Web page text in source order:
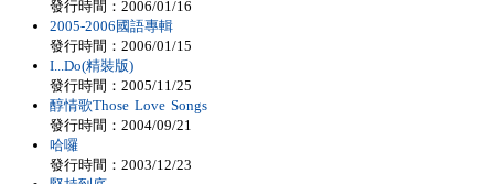
發行時間：2006/01/16
2005-2006國語專輯
發行時間：2006/01/15
I...Do(精裝版)
發行時間：2005/11/25
醇情歌Those Love Songs
發行時間：2004/09/21
哈囉
發行時間：2003/12/23